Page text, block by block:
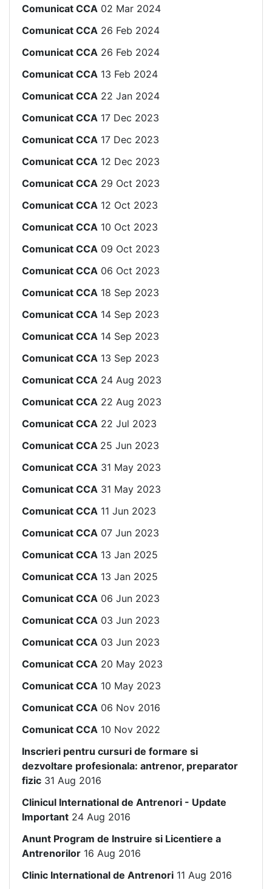
Comunicat CCA 02 Mar 2024
Comunicat CCA 26 Feb 2024
Comunicat CCA 26 Feb 2024
Comunicat CCA 13 Feb 2024
Comunicat CCA 22 Jan 2024
Comunicat CCA 17 Dec 2023
Comunicat CCA 17 Dec 2023
Comunicat CCA 12 Dec 2023
Comunicat CCA 29 Oct 2023
Comunicat CCA 12 Oct 2023
Comunicat CCA 10 Oct 2023
Comunicat CCA 09 Oct 2023
Comunicat CCA 06 Oct 2023
Comunicat CCA 18 Sep 2023
Comunicat CCA 14 Sep 2023
Comunicat CCA 14 Sep 2023
Comunicat CCA 13 Sep 2023
Comunicat CCA 24 Aug 2023
Comunicat CCA 22 Aug 2023
Comunicat CCA 22 Jul 2023
Comunicat CCA 25 Jun 2023
Comunicat CCA 31 May 2023
Comunicat CCA 31 May 2023
Comunicat CCA 11 Jun 2023
Comunicat CCA 07 Jun 2023
Comunicat CCA 13 Jan 2025
Comunicat CCA 13 Jan 2025
Comunicat CCA 06 Jun 2023
Comunicat CCA 03 Jun 2023
Comunicat CCA 03 Jun 2023
Comunicat CCA 20 May 2023
Comunicat CCA 10 May 2023
Comunicat CCA 06 Nov 2016
Comunicat CCA 10 Nov 2022
Inscrieri pentru cursuri de formare si
dezvoltare profesionala: antrenor, preparator
fizic 31 Aug 2016
Clinicul International de Antrenori - Update
Important 24 Aug 2016
Anunt Program de Instruire si Licentiere a
Antrenorilor 16 Aug 2016
Clinic International de Antrenori 11 Aug 2016